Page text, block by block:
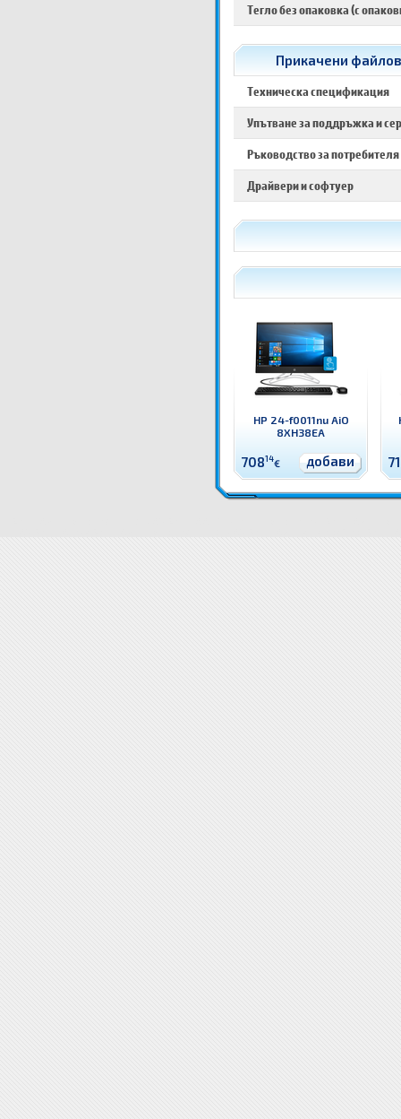
Тегло без опаковка (с
Прикачени
Техническа спецификация
Упътване за поддръжка и
Ръководство за потребителя
Драйвери и софтуер
HP 24-f0011nu AiO
8XH38EA
70814€ добави